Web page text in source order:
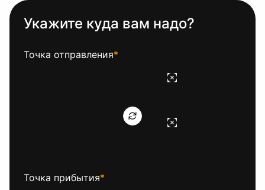
Укажите куда вам надо?
Точка отправления*
Точка прибытия*